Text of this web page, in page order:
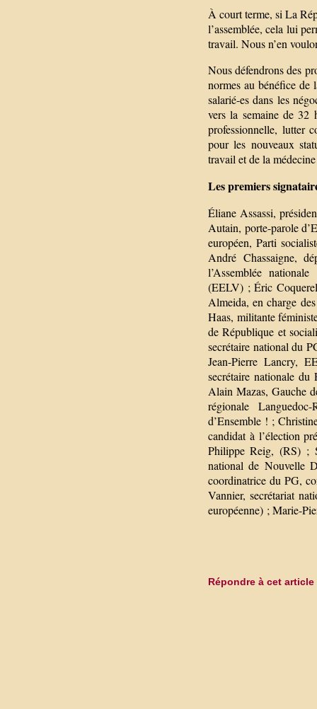
À court terme, si La
l’assemblée, cela lui
travail. Nous n’en
Nous défendrons des
normes au bénéfice
salarié-es dans les
vers la semaine de 32
professionnelle, lutter
pour les nouveaux
travail et de la
Les premiers
Éliane Assassi,
Autain, porte-parole
européen, Parti
André Chassaigne,
l’Assemblée
(EELV) ; Éric
Almeida, en charge
Haas, militante
de République et
secrétaire national du
Jean-Pierre Lancry,
secrétaire nationale
Alain Mazas, Gauche
régionale
d’Ensemble ! ;
candidat à l’élection
Philippe Reig, (RS) ;
national de Nouvelle
coordinatrice du PG,
Vannier, secrétariat
européenne) ; Marie-
Répondre à cet article